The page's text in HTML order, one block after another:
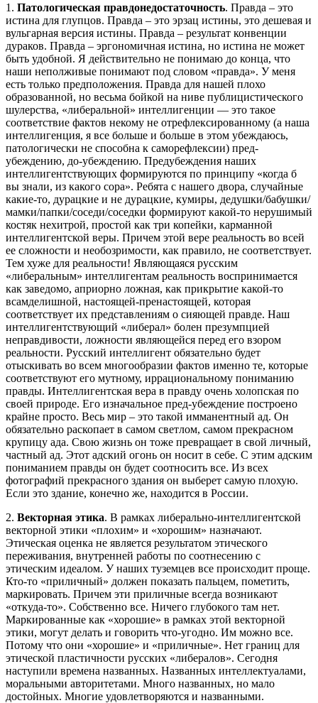
1. Патологическая правдонедостаточность. Правда – это
истина для глупцов. Правда – это эрзац истины, это дешевая и
вульгарная версия истины. Правда – результат конвенции
дураков. Правда – эргономичная истина, но истина не может
быть удобной. Я действительно не понимаю до конца, что
наши неполживые понимают под словом «правда». У меня
есть только предположения. Правда для нашей плохо
образованной, но весьма бойкой на ниве публицистического
шулерства, «либеральной» интеллигенции — это такое
соответствие фактов некому не отрефлексированному (а наша
интеллигенция, я все больше и больше в этом убеждаюсь,
патологически не способна к саморефлексии) пред-
убеждению, до-убеждению. Предубеждения наших
интеллигентствующих формируются по принципу «когда б
вы знали, из какого сора». Ребята с нашего двора, случайные
какие-то, дурацкие и не дурацкие, кумиры, дедушки/бабушки/
мамки/папки/соседи/соседки формируют какой-то нерушимый
костяк нехитрой, простой как три копейки, карманной
интеллигентской веры. Причем этой вере реальность во всей
ее сложности и необозримости, как правило, не соответствует.
Тем хуже для реальности! Являющаяся русским
«либеральным» интеллигентам реальность воспринимается
как заведомо, априорно ложная, как прикрытие какой-то
всамделишной, настоящей-пренастоящей, которая
соответствует их представлениям о сияющей правде. Наш
интеллигентствующий «либерал» болен презумпцией
неправдивости, ложности являющейся перед его взором
реальности. Русский интеллигент обязательно будет
отыскивать во всем многообразии фактов именно те, которые
соответствуют его мутному, иррациональному пониманию
правды. Интеллигентская вера в правду очень холопская по
своей природе. Его изначальное пред-убеждение построено
крайне просто. Весь мир – это такой имманентный ад. Он
обязательно раскопает в самом светлом, самом прекрасном
крупицу ада. Свою жизнь он тоже превращает в свой личный,
частный ад. Этот адский огонь он носит в себе. С этим адским
пониманием правды он будет соотносить все. Из всех
фотографий прекрасного здания он выберет самую плохую.
Если это здание, конечно же, находится в России.
2. Векторная этика. В рамках либерально-интеллигентской
векторной этики «плохим» и «хорошим» назначают.
Этическая оценка не является результатом этического
переживания, внутренней работы по соотнесению с
этическим идеалом. У наших туземцев все происходит проще.
Кто-то «приличный» должен показать пальцем, пометить,
маркировать. Причем эти приличные всегда возникают
«откуда-то». Собственно все. Ничего глубокого там нет.
Маркированные как «хорошие» в рамках этой векторной
этики, могут делать и говорить что-угодно. Им можно все.
Потому что они «хорошие» и «приличные». Нет границ для
этической пластичности русских «либералов». Сегодня
наступили времена названных. Названных интеллектуалами,
моральными авторитетами. Много названных, но мало
достойных. Многие удовлетворяются и названными.